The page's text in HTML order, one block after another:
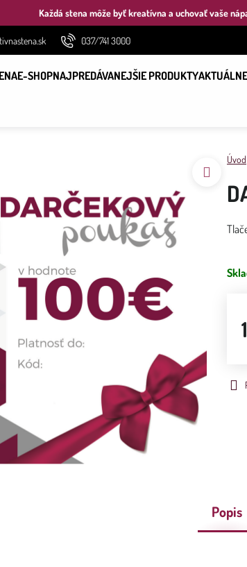
Každá stena môže byť kreatívna a uchovať vaše
037/741 3000
E-SHOPNAJPREDÁVANEJŠIE PRODUKTY
Úvod
Popis